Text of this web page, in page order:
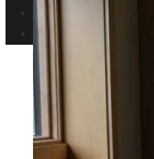
Responsabilidad social
Inversiones y negocios